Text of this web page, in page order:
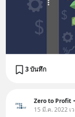
3 บันทึก
Zero to Profit •
15 มี.ค. 2022 เ